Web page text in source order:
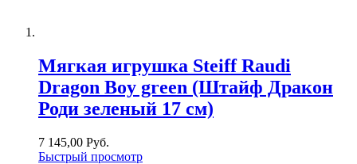
Мягкая игрушка Steiff Raudi
Dragon Boy green (Штайф Дракон
Роди зеленый 17 см)
7 145,00 Руб.
Быстрый просмотр